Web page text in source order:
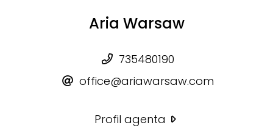
Aria Warsaw
735480190
office@ariawarsaw.com
Profil agenta